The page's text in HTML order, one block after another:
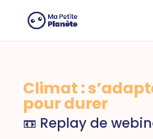
Climat :
pour durer
📼 Replay de